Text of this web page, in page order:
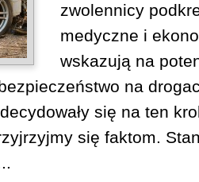
zwolennicy
medyczne i
wskazują na
na
się na ten
się faktom.